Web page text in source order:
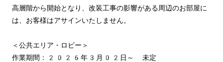
高層階から開始となり、改装工事の影響がある周辺のお部屋に
は、お客様はアサインいたしません。
＜公共エリア・ロビー＞
作業期間：2026年3月02日～ 未定